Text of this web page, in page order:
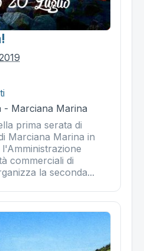
- Marciana Marina
prima serata di
Marciana Marina in
commerciali di
la seconda...